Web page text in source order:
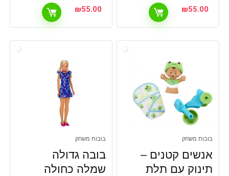
₪55.00
₪55.00
בובות משחק
אנשים קטנים –
תינוק עם תלת
בובות משחק
בובה גדולה
שמלה כחולה